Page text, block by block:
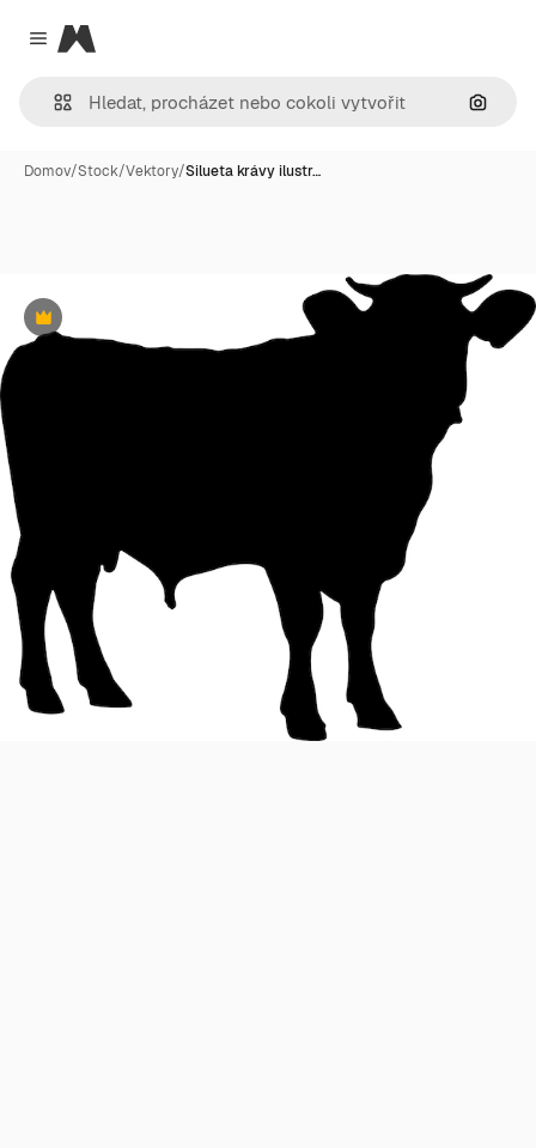
Close menu
Magnific
Hledat
Domov/Stock/Vektory/Silueta krávy ilustr…
Premium